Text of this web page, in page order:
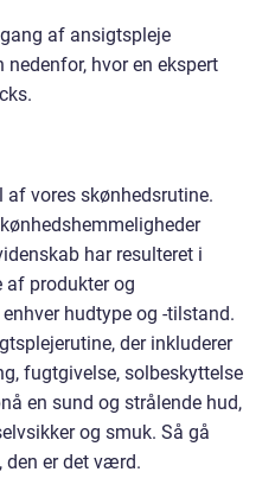
af ansigtspleje
hvor en ekspert
af vores skønhedsrutine.
har resulteret i
af produkter og
hudtype og -tilstand.
der inkluderer
fugtgivelse, solbeskyttelse
en sund og strålende hud,
og smuk. Så gå
den er det værd.